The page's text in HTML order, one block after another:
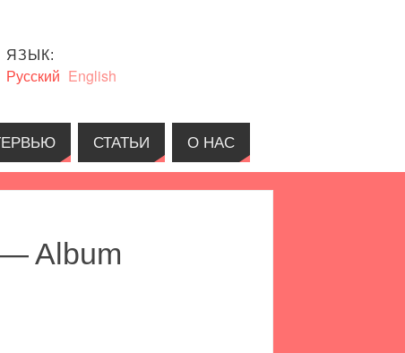
ЯЗЫК:
Русский English
СТАТЬИ О НАС
Album